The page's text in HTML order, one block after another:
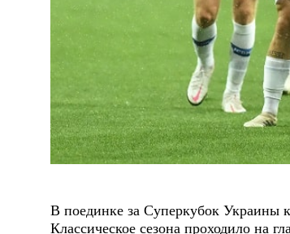
В поединке за Суперкубок Украины
Классическое сезона проходило